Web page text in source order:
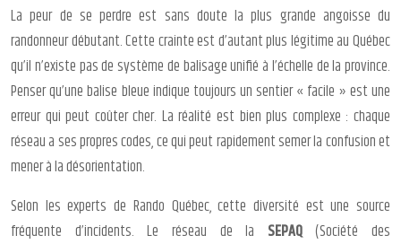
La peur de se perdre est sans doute la plus grande angoisse du
randonneur débutant. Cette crainte est d’autant plus légitime au Québec
qu’il n’existe pas de système de balisage unifié à l’échelle de la province.
Penser qu’une balise bleue indique toujours un sentier « facile » est une
erreur qui peut coûter cher. La réalité est bien plus complexe : chaque
réseau a ses propres codes, ce qui peut rapidement semer la confusion et
mener à la désorientation.
Selon les experts de Rando Québec, cette diversité est une source
fréquente d’incidents. Le réseau de la SEPAQ(Société des